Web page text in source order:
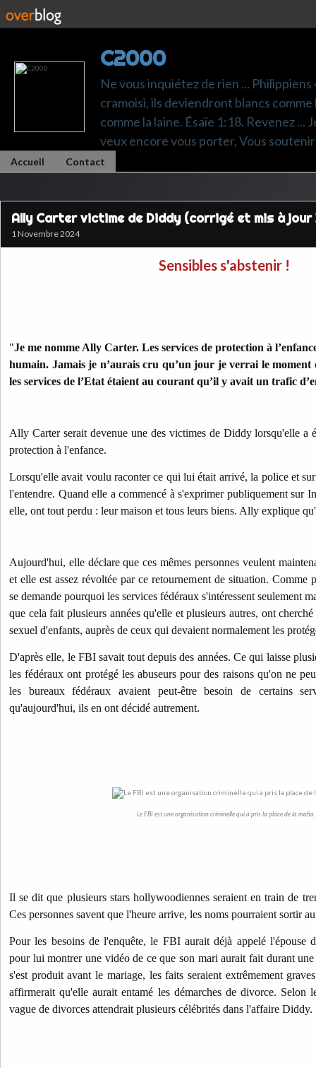
C2000
Ne vous inquiétez de rien ...
cramoisi, ils deviendront blancs
comme la laine. Ésaïe 1:18. Revenez
veux encore vous porter, Vous
Accueil Contact
Ally Carter victime de Diddy (corrigé et mis à jour
1 Novembre 2024
Sensibles s'abstenir !
"Je me nomme Ally Carter. Les services de protection à
humain. Jamais je n’aurais cru qu’un jour je verrai le
les services de l’Etat étaient au courant qu’il y avait un trafic
Ally Carter serait devenue une des victimes de Diddy lorsqu'elle a
protection à l'enfance.
Lorsqu'elle avait voulu raconter ce qui lui était arrivé, la police et
l'entendre. Quand elle a commencé à s'exprimer publiquement sur
elle, ont tout perdu : leur maison et tous leurs biens. Ally explique
Aujourd'hui, elle déclare que ces mêmes personnes veulent
et elle est assez révoltée par ce retournement de situation. Comme
se demande pourquoi les services fédéraux s'intéressent seulement
que cela fait plusieurs années qu'elle et plusieurs autres, ont
sexuel d'enfants, auprès de ceux qui devaient normalement les
D'après elle, le FBI savait tout depuis des années. Ce qui laisse
les fédéraux ont protégé les abuseurs pour des raisons qu'on ne
les bureaux fédéraux avaient peut-être besoin de certains
qu'aujourd'hui, ils en ont décidé autrement.
Le FBI est une organisation criminelle qui a pris la place de la mafia.
Il se dit que plusieurs stars hollywoodiennes seraient en train de
Ces personnes savent que l'heure arrive, les noms pourraient sortir
Pour les besoins de l'enquête, le FBI aurait déjà appelé l'épouse
pour lui montrer une vidéo de ce que son mari aurait fait durant
s'est produit avant le mariage, les faits seraient extrêmement
affirmerait qu'elle aurait entamé les démarches de divorce. Selon
vague de divorces attendrait plusieurs célébrités dans l'affaire Diddy.